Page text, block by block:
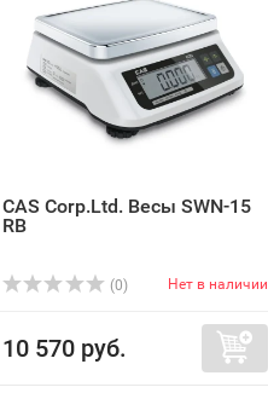
CAS Corp.Ltd. Весы SWN-15
RB
(0) Нет в наличии
10 570 руб.